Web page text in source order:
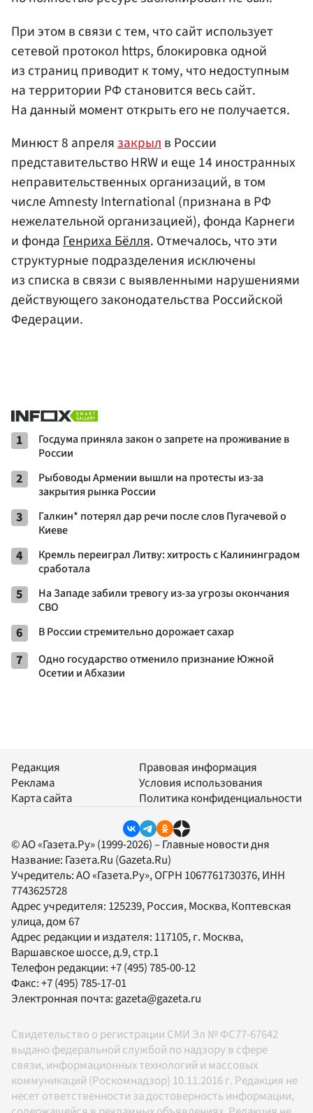
При этом в связи с тем, что сайт использует
сетевой протокол https, блокировка одной
из страниц приводит к тому, что недоступным
на территории РФ становится весь сайт.
На данный момент открыть его не получается.
Минюст 8 апрелязакрылв России
представительство HRW и еще 14 иностранных
неправительственных организаций, в том
числе Amnesty International (признана в РФ
нежелательной организацией), фонда Карнеги
и фондаГенриха Бёлля. Отмечалось, что эти
структурные подразделения исключены
из списка в связи с выявленными нарушениями
действующего законодательства Российской
Федерации.
1
Госдума приняла закон о запрете на проживание в
России
2
Рыбоводы Армении вышли на протесты из-за
закрытия рынка России
3
Галкин* потерял дар речи после слов Пугачевой о
Киеве
4
Кремль переиграл Литву: хитрость с Калининградом
сработала
5
На Западе забили тревогу из-за угрозы окончания
СВО
6 В России стремительно дорожает сахар
7
Одно государство отменило признание Южной
Осетии и Абхазии
Редакция
Реклама
Карта сайта
Правовая информация
Условия использования
Политика конфиденциальности
© АО «Газета.Ру» (1999-2026) – Главные новости дня
Название: Газета.Ru (Gazeta.Ru)
Учредитель:АО «Газета.Ру», ОГРН 1067761730376, ИНН
7743625728
Адрес учредителя: 125239, Россия, Москва, Коптевская
улица, дом 67
Адрес редакции и издателя: 117105, г. Москва,
Варшавское шоссе, д.9, стр.1
Телефон редакции:+7 (495) 785-00-12
Факс:+7 (495) 785-17-01
Электронная почта:gazeta@gazeta.ru
Свидетельство о регистрации СМИ Эл № ФС77-67642
выдано федеральной службой по надзору в сфере
связи, информационных технологий и массовых
коммуникаций (Роскомнадзор) 10.11.2016 г. Редакция не
несет ответственности за достоверность информации,